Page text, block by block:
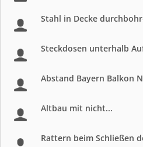
Stahl in Decke
Steckdosen unterhalb
Abstand Bayern Balkon
Altbau mit nicht...
Rattern beim Schließen